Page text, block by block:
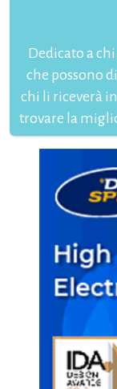
Dedicato a
che possono
chi li riceverà
trovare la